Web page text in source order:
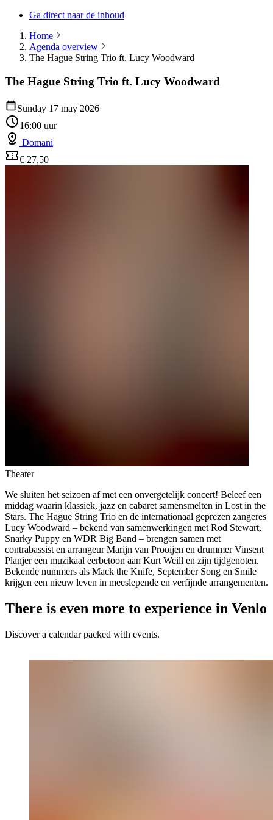
Ga direct naar de inhoud
Home
Agenda overview
The Hague String Trio ft. Lucy Woodward
The Hague String Trio ft. Lucy Woodward
Sunday 17 may 2026
16:00 uur
Domani
€ 27,50
Theater
We sluiten het seizoen af met een onvergetelijk concert! Beleef een
middag waarin klassiek, jazz en cabaret samensmelten in Lost in the
Stars. The Hague String Trio en de internationaal geprezen zangeres
Lucy Woodward – bekend van samenwerkingen met Rod Stewart,
Snarky Puppy en WDR Big Band – brengen samen met
contrabassist en arrangeur Marijn van Prooijen en drummer Vinsent
Planjer een muzikaal eerbetoon aan Kurt Weill en zijn tijdgenoten.
Bekende nummers als Mack the Knife, September Song en Smile
krijgen een nieuw leven in meeslepende en verfijnde arrangementen.
There is even more to experience in Venlo
Discover a calendar packed with events.